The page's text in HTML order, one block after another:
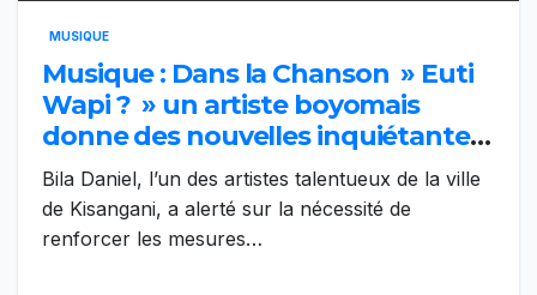
MUSIQUE
Musique : Dans la Chanson » Euti
Wapi ? » un artiste boyomais
donne des nouvelles inquiétantes
de la commune de Lubunga
Bila Daniel, l’un des artistes talentueux de la ville
de Kisangani, a alerté sur la nécessité de
renforcer les mesures…